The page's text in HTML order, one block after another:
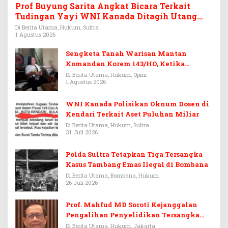
Prof Buyung Sarita Angkat Bicara Terkait
Tudingan Yayi WNI Kanada Ditagih Utang
Rp3,6 Miliar
Di Berita Utama, Hukum, Sultra
1 Agustus 2026
Sengketa Tanah Warisan Mantan
Komandan Korem 143/HO, Ketika
Warisan Menjadi Arena Pemerasan
Di Berita Utama, Hukum, Opini
1 Agustus 2026
WNI Kanada Polisikan Oknum Dosen di
Kendari Terkait Aset Puluhan Miliar
Di Berita Utama, Hukum, Sultra
31 Juli 2026
Polda Sultra Tetapkan Tiga Tersangka
Kasus Tambang Emas Ilegal di Bombana
Di Berita Utama, Bombana, Hukum
26 Juli 2026
Prof. Mahfud MD Soroti Kejanggalan
Pengalihan Penyelidikan Tersangka
Febrie Adriansyah
Di Berita Utama, Hukum, Jakarta